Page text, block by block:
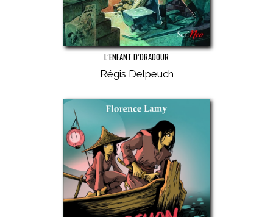
L’ENFANT D’ORADOUR
Régis Delpeuch